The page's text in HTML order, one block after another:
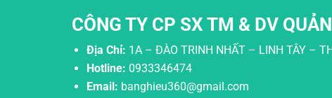
CÔNG TY CP SX TM & DV
Địa Chỉ: 1A – ĐÀO TRINH NHẤT – LINH TÂY –
Hotline: 0933346474
Email: banghieu360@gmail.com